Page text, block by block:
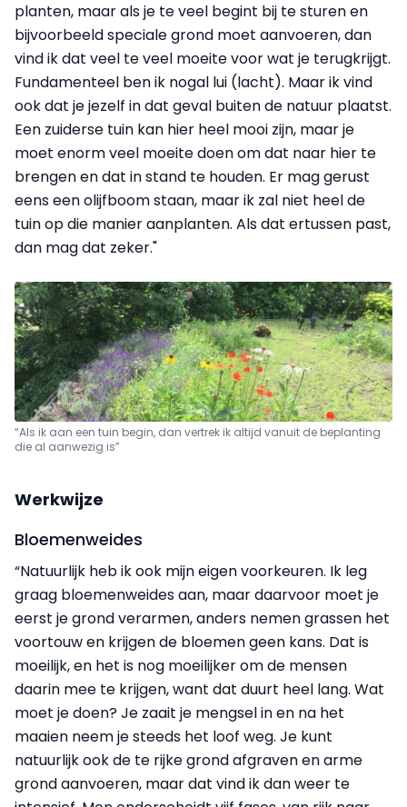
planten, maar als je te veel begint bij te sturen en
bijvoorbeeld speciale grond moet aanvoeren, dan
vind ik dat veel te veel moeite voor wat je terugkrijgt.
Fundamenteel ben ik nogal lui (lacht). Maar ik vind
ook dat je jezelf in dat geval buiten de natuur plaatst.
Een zuiderse tuin kan hier heel mooi zijn, maar je
moet enorm veel moeite doen om dat naar hier te
brengen en dat in stand te houden. Er mag gerust
eens een olijfboom staan, maar ik zal niet heel de
tuin op die manier aanplanten. Als dat ertussen past,
dan mag dat zeker."
“Als ik aan een tuin begin, dan vertrek ik altijd vanuit de beplanting
die al aanwezig is”
Werkwijze
Bloemenweides
“Natuurlijk heb ik ook mijn eigen voorkeuren. Ik leg
graag bloemenweides aan, maar daarvoor moet je
eerst je grond verarmen, anders nemen grassen het
voortouw en krijgen de bloemen geen kans. Dat is
moeilijk, en het is nog moeilijker om de mensen
daarin mee te krijgen, want dat duurt heel lang. Wat
moet je doen? Je zaait je mengsel in en na het
maaien neem je steeds het loof weg. Je kunt
natuurlijk ook de te rijke grond afgraven en arme
grond aanvoeren, maar dat vind ik dan weer te